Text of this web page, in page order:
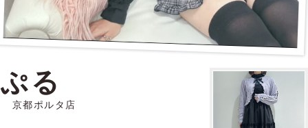
ぷる
京都ポルタ店